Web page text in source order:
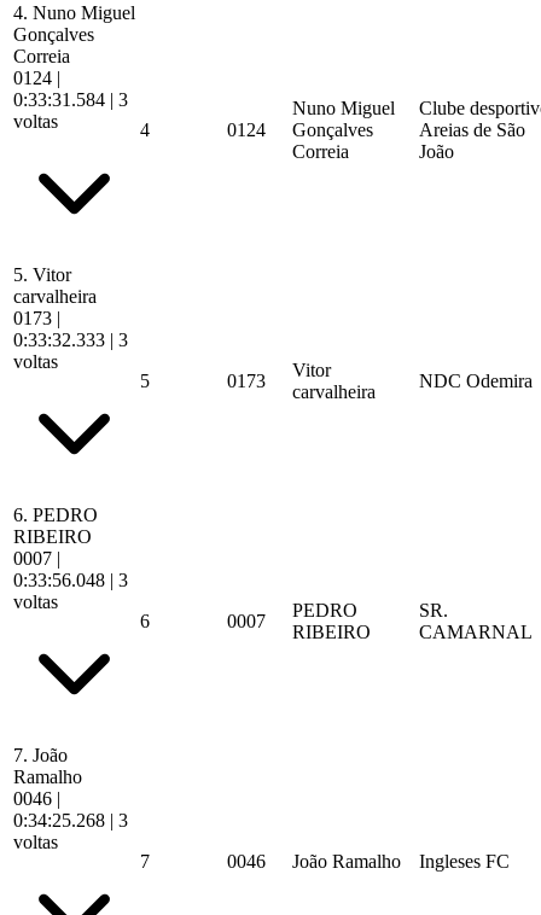
4. Nuno Miguel
Gonçalves
Correia
0124 |
0:33:31.584 | 3
voltas
4 0124
Nuno Miguel
Gonçalves
Correia
Clube
Areias de São
João
5. Vitor
carvalheira
0173 |
0:33:32.333 | 3
voltas
5
0173
Vitor
carvalheira
NDC Odemira
6. PEDRO
RIBEIRO
0007 |
0:33:56.048 | 3
voltas
6
0007
PEDRO
RIBEIRO
SR.
CAMARNAL
7. João
Ramalho
0046 |
0:34:25.268 | 3
voltas
7
0046 João Ramalho Ingleses FC